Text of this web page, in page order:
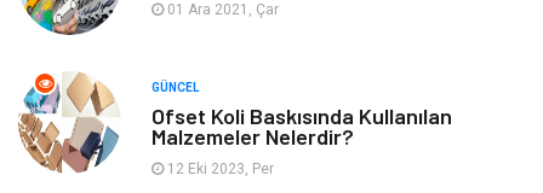
Mobilya
Turizm
Plaka Tanıma Sistemleri
01 Ara 2021, Çar
GÜNCEL
Ofset Koli Baskısında Kullanılan
Malzemeler Nelerdir?
12 Eki 2023, Per